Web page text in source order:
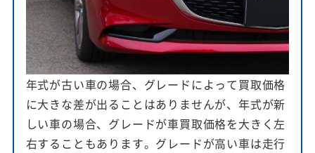
年式が古い車の場合、グレードによって買取価格
に大きな差が出ることはありませんが、年式が新
しい車の場合、グレードが車買取価格を大きく左
右することもあります。グレードが高い車は走行